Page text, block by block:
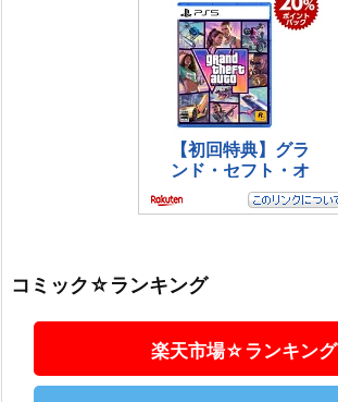
コミック☆ランキング
楽天市場☆ランキング